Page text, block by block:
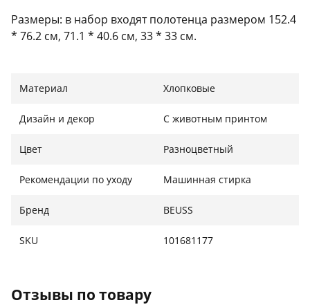
Размеры: в набор входят полотенца размером 152.4
* 76.2 см, 71.1 * 40.6 см, 33 * 33 см.
походов и йоги. Хороший вариант для подарка.
Изысканный дизайн узора: Быстросохнущие
Материал Хлопковые
Дизайн и декор С животным принтом
Цвет Разноцветный
Рекомендации по уходу Машинная стирка
Бренд BEUSS
SKU 101681177
Отзывы по товару